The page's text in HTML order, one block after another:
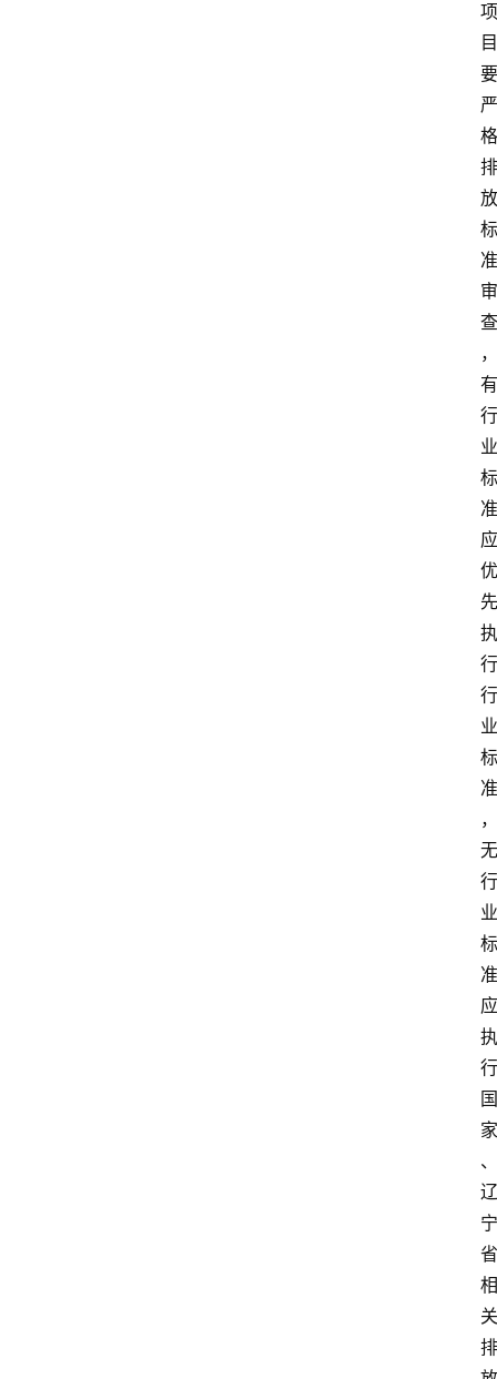
项
目
要
严
格
排
放
标
准
审
查
，
有
行
业
标
准
应
优
先
执
行
行
业
标
准
，
无
行
业
标
准
应
执
行
国
家
、
辽
宁
省
相
关
排